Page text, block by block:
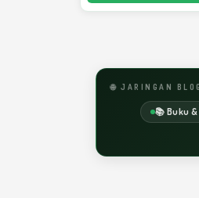
🌐 JARINGAN
📚 Buku &